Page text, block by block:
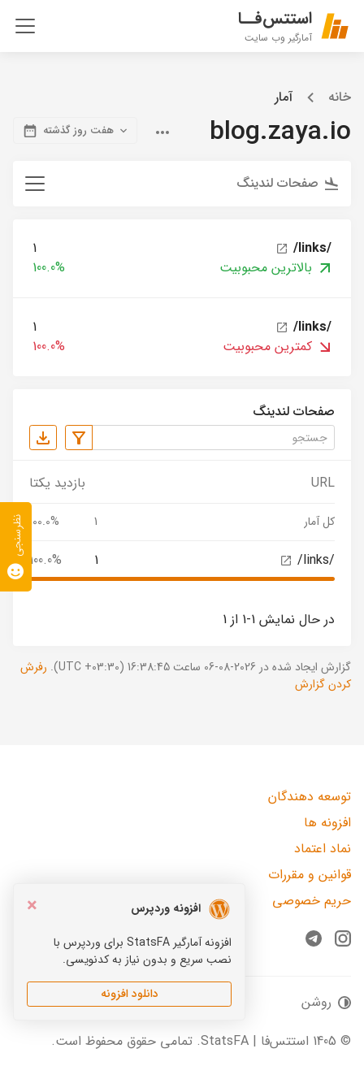
استتس‌فــا
آمارگیر وب سایت
خانه آمار
blog.zaya.io هفت روز گذشته
صفحات لندینگ
/links/
1
بالاترین محبوبیت
100.0%
/links/
1
کمترین محبوبیت
100.0%
صفحات لندینگ
URL بازدید یکتا
کل آمار 1
100.0%
/links/
1
100.0%
در حال نمایش 1-1 از 1
گزارش ایجاد شده در 2026-08-06 ساعت 16:38:45 (UTC +03:30).
رفرش
کردن گزارش
×
افزونه وردپرس
افزونه آمارگیر StatsFA برای وردپرس با
نصب سریع و بدون نیاز به کدنویسی.
دانلود افزونه
توسعه دهندگان
افزونه ها
نماد اعتماد
قوانین و مقررات
حریم خصوصی
Instagram
Telegram
© 1405 استتس‌فا | StatsFA. تمامی حقوق محفوظ است.
روشن
نظرسنجی